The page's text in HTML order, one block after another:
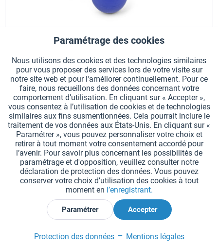
Wizzball Sifflet hygiénique à pression manuelle
Alternative au sifflet classique innovante et hygiénique. Le
Wizzball est un sifflet à main qui retentit avec une simple pression
de la main. Idéal pour les cours de sport et les entraînements en
club. En PVC agréable au touché, il peut...
15,99 € *
Couleur
Ajouter au panier
Fonctionnels Aktiv
Suivi Aktiv
Paramétrage des cookies
Nous utilisons des cookies et des technologies similaires
pour vous proposer des services lors de votre visite sur
notre site web et pour l'améliorer continuellement. Pour ce
faire, nous recueillons des données concernant votre
comportement d’utilisation. En cliquant sur « Accepter »,
vous consentez à l’utilisation de cookies et de technologies
similaires aux fins susmentionnées. Cela pourrait inclure le
traitement de vos données aux États-Unis. En cliquant sur «
Paramétrer », vous pouvez personnaliser votre choix et
retirer à tout moment votre consentement accordé pour
l’avenir. Pour savoir plus concernant les possibilités de
paramétrage et d'opposition, veuillez consulter notre
déclaration de protection des données. Vous pouvez
conserver votre choix d’utilisation des cookies à tout
moment en l’enregistrant.
Paramétrer Accepter
Protection des données Mentions légales